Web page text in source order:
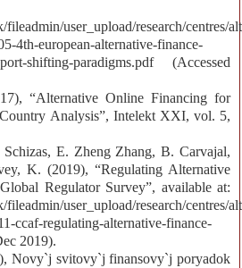
user_upload/research/centres/
4th-european-alternative-finance-
shifting-paradigms.pdf (Accessed
“Alternative Online Financing for
Analysis”, Intelekt XXI, vol. 5,
E. Zheng Zhang, B. Carvajal,
K. (2019), “Regulating Alternative
Regulator Survey”, available at:
user_upload/research/centres/
ccaf-regulating-alternative-finance-
2019).
Novy`j svitovy`j finansovy`j poryadok